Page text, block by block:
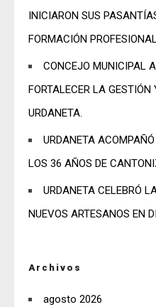
INICIARON SUS
FORMACIÓN
CONCEJO MUNICIPAL
FORTALECER LA GESTIÓN
URDANETA.
URDANETA
LOS 36 AÑOS DE
URDANETA CELEBRÓ
NUEVOS ARTESANOS EN
Archivos
agosto 2026